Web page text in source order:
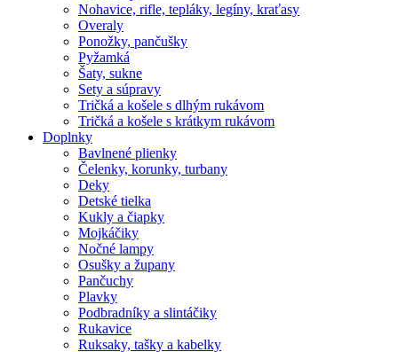
Nohavice, rifle, tepláky, legíny, kraťasy
Overaly
Ponožky, pančušky
Pyžamká
Šaty, sukne
Sety a súpravy
Tričká a košele s dlhým rukávom
Tričká a košele s krátkym rukávom
Doplnky
Bavlnené plienky
Čelenky, korunky, turbany
Deky
Detské tielka
Kukly a čiapky
Mojkáčiky
Nočné lampy
Osušky a župany
Pančuchy
Plavky
Podbradníky a slintáčiky
Rukavice
Ruksaky, tašky a kabelky